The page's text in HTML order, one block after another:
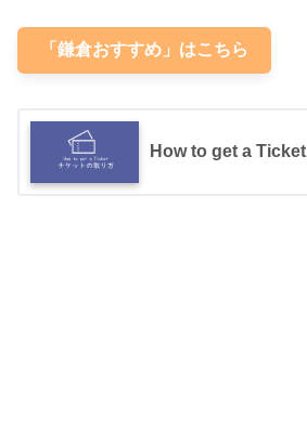
「鎌倉おすすめ」はこちら
How to get a Ticket